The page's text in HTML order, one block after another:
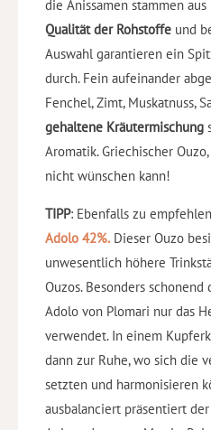
die Anissamen stammen aus
Qualität der Rohstoffe und
Auswahl garantieren ein
durch. Fein aufeinander
Fenchel, Zimt, Muskatnuss,
gehaltene Kräutermischung
Aromatik. Griechischer
nicht wünschen kann!
TIPP: Ebenfalls zu
Adolo 42%. Dieser Ouzo
unwesentlich höhere
Ouzos. Besonders
Adolo von Plomari nur das
verwendet. In einem
dann zur Ruhe, wo sich die
setzten und harmonisieren
ausbalanciert präsentiert